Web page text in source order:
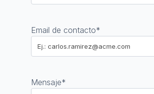
Email de contacto*
Mensaje*